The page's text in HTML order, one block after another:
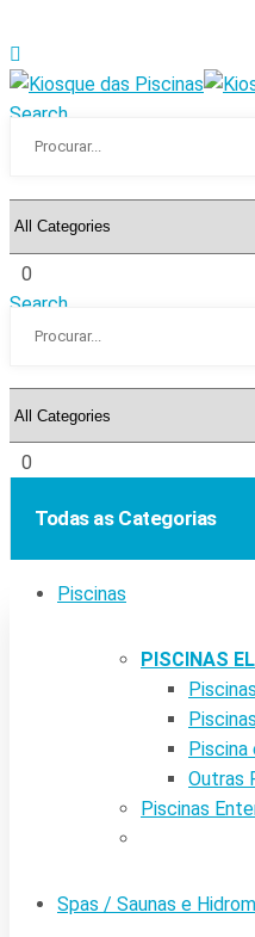
Search
0
Search
0
Todas as Categorias
Piscinas
PISCINAS
Piscina
Outras
Piscinas
Spas / Saunas e